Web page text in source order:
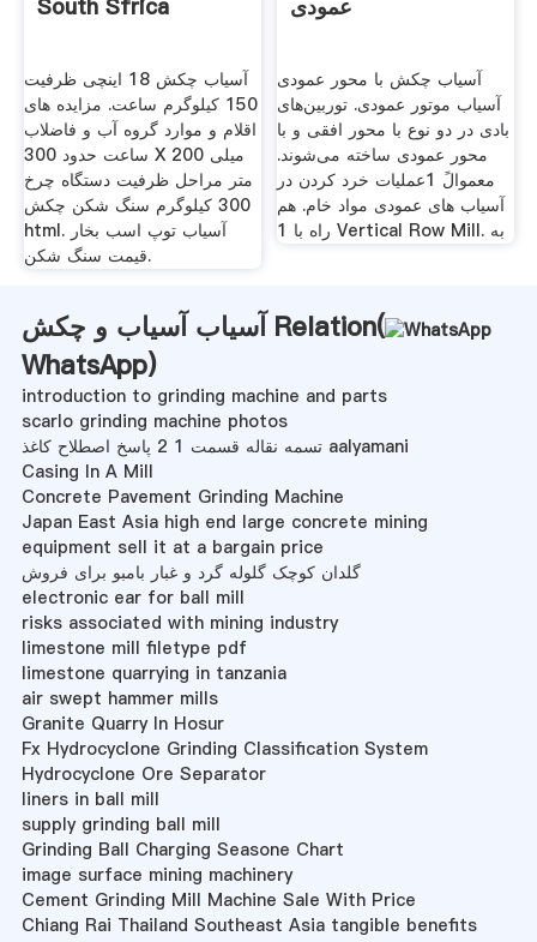
South Sfrica
آسیاب چکش 18 اینچی ظرفیت
150 کیلوگرم ساعت. مزایده های
اقلام و موارد گروه آب و فاضلاب
ساعت حدود 300 X 200 میلی
متر مراحل ظرفیت دستگاه چرخ
300 کیلوگرم سنگ شکن چکش
html. آسیاب توپ اسب بخار
قیمت سنگ شکن.
عمودی
آسیاب چکش با محور عمودی
آسیاب موتور عمودی. توربین‌های
بادی در دو نوع با محور افقی و با
محور عمودی ساخته می‌شوند.
معموالً 1عملیات خرد کردن در
آسیاب های عمودی مواد خام. هم
راه با 1 Vertical Row Mill. به
آسیاب آسیاب و چکش Relation(
WhatsApp)
introduction to grinding machine and parts
scarlo grinding machine photos
تسمه نقاله قسمت 1 2 پاسخ اصطلاح کاغذ aalyamani
Casing In A Mill
Concrete Pavement Grinding Machine
Japan East Asia high end large concrete mining
equipment sell it at a bargain price
گلدان کوچک گلوله گرد و غبار بامبو برای فروش
electronic ear for ball mill
risks associated with mining industry
limestone mill filetype pdf
limestone quarrying in tanzania
air swept hammer mills
Granite Quarry In Hosur
Fx Hydrocyclone Grinding Classification System
Hydrocyclone Ore Separator
liners in ball mill
supply grinding ball mill
Grinding Ball Charging Seasone Chart
image surface mining machinery
Cement Grinding Mill Machine Sale With Price
Chiang Rai Thailand Southeast Asia tangible benefits